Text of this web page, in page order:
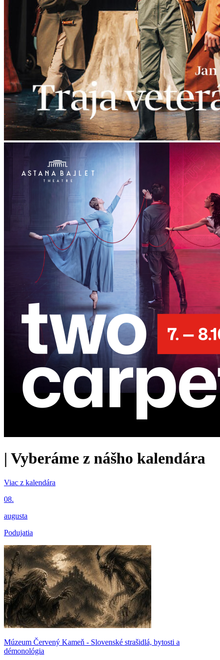
| Vyberáme z nášho kalendára
Viac z kalendára
08.
augusta
Podujatia
Múzeum Červený Kameň - Slovenské strašidlá, bytosti a
démonológia